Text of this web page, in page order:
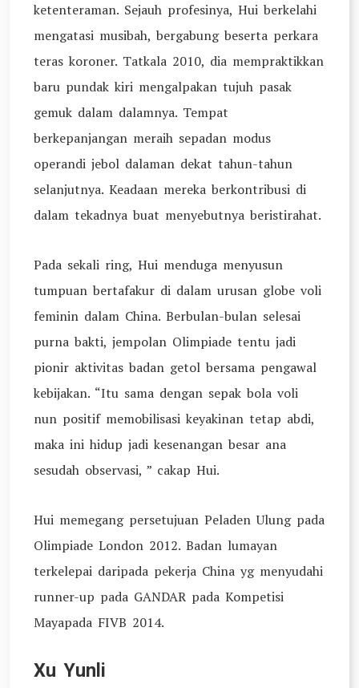
ketenteraman. Sejauh profesinya, Hui berkelahi
mengatasi musibah, bergabung beserta perkara
teras koroner. Tatkala 2010, dia mempraktikkan
baru pundak kiri mengalpakan tujuh pasak
gemuk dalam dalamnya. Tempat
berkepanjangan meraih sepadan modus
operandi jebol dalaman dekat tahun-tahun
selanjutnya. Keadaan mereka berkontribusi di
dalam tekadnya buat menyebutnya beristirahat.
Pada sekali ring, Hui menduga menyusun
tumpuan bertafakur di dalam urusan globe voli
feminin dalam China. Berbulan-bulan selesai
purna bakti, jempolan Olimpiade tentu jadi
pionir aktivitas badan getol bersama pengawal
kebijakan. “Itu sama dengan sepak bola voli
nun positif memobilisasi keyakinan tetap abdi,
maka ini hidup jadi kesenangan besar ana
sesudah observasi, ” cakap Hui.
Hui memegang persetujuan Peladen Ulung pada
Olimpiade London 2012. Badan lumayan
terkelepai daripada pekerja China yg menyudahi
runner-up pada GANDAR pada Kompetisi
Mayapada FIVB 2014.
Xu Yunli